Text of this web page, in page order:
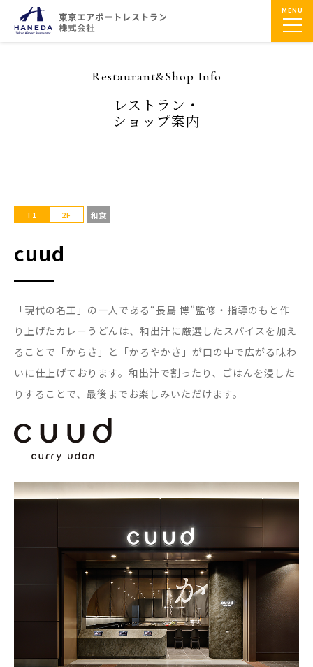
MENU
Restaurant&Shop Info
レストラン・
ショップ案内
T1 2F 和食
cuud
「現代の名工」の一人である“長島 博”監修・指導のもと作
り上げたカレーうどんは、和出汁に厳選したスパイスを加え
ることで「からさ」と「かろやかさ」が口の中で広がる味わ
いに仕上げております。和出汁で割ったり、ごはんを浸した
りすることで、最後までお楽しみいただけます。